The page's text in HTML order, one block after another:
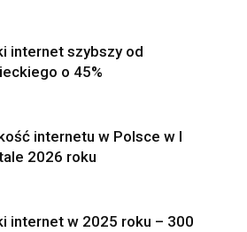
internet szybszy od
o 45%
internetu w Polsce w I
2026 roku
internet w 2025 roku – 300